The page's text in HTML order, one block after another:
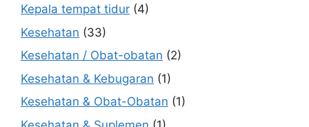
Kepala tempat tidur (4)
Kesehatan (33)
Kesehatan / Obat-obatan (2)
Kesehatan & Kebugaran (1)
Kesehatan & Obat-Obatan (1)